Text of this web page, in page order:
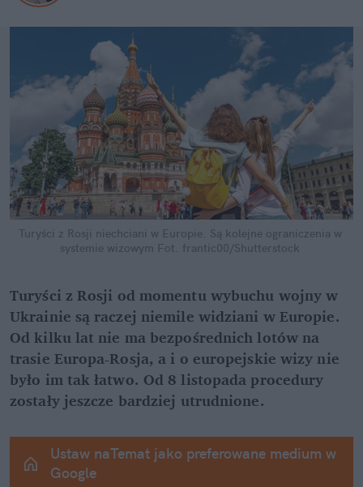
Turyści z Rosji niechciani w Europie. Są kolejne ograniczenia w
systemie wizowym Fot. frantic00/Shutterstock
Turyści z Rosji od momentu wybuchu wojny w
Ukrainie są raczej niemile widziani w Europie.
Od kilku lat nie ma bezpośrednich lotów na
trasie Europa-Rosja, a i o europejskie wizy nie
było im tak łatwo. Od 8 listopada procedury
zostały jeszcze bardziej utrudnione.
Ustaw naTemat jako preferowane medium w
Google